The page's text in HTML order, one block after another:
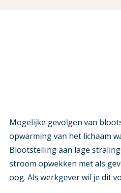
Mogelijke gevolgen van
opwarming van het lichaam
Blootstelling aan lage
stroom opwekken met als
oog. Als werkgever wil je dit